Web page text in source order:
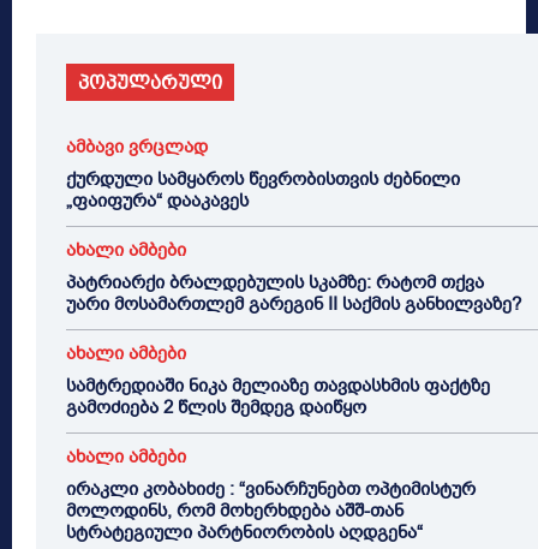
პოპულარული
ამბავი ვრცლად
ქურდული სამყაროს წევრობისთვის ძებნილი
„ფაიფურა“ დააკავეს
ახალი ამბები
პატრიარქი ბრალდებულის სკამზე: რატომ თქვა
უარი მოსამართლემ გარეგინ II საქმის განხილვაზე?
ახალი ამბები
სამტრედიაში ნიკა მელიაზე თავდასხმის ფაქტზე
გამოძიება 2 წლის შემდეგ დაიწყო
ახალი ამბები
ირაკლი კობახიძე : “ვინარჩუნებთ ოპტიმისტურ
მოლოდინს, რომ მოხერხდება აშშ-თან
სტრატეგიული პარტნიორობის აღდგენა“